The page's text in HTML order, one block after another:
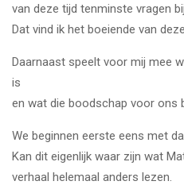
van deze tijd tenminste vragen
Dat vind ik het boeiende van
Daarnaast speelt voor mij mee
is
en wat die boodschap voor ons
We beginnen eerste eens met
Kan dit eigenlijk waar zijn wat
verhaal helemaal anders lezen.